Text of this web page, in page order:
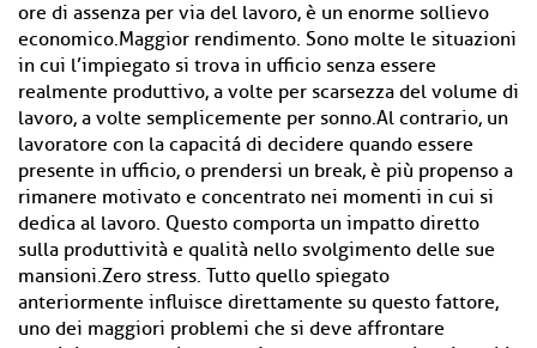
ore di assenza per via del lavoro, è un enorme sollievo
economico.Maggior rendimento. Sono molte le situazioni
in cui l’impiegato si trova in ufficio senza essere
realmente produttivo, a volte per scarsezza del volume di
lavoro, a volte semplicemente per sonno.Al contrario, un
lavoratore con la capacitá di decidere quando essere
presente in ufficio, o prendersi un break, è più propenso a
rimanere motivato e concentrato nei momenti in cui si
dedica al lavoro. Questo comporta un impatto diretto
sulla produttività e qualità nello svolgimento delle sue
mansioni.Zero stress. Tutto quello spiegato
anteriormente influisce direttamente su questo fattore,
uno dei maggiori problemi che si deve affrontare